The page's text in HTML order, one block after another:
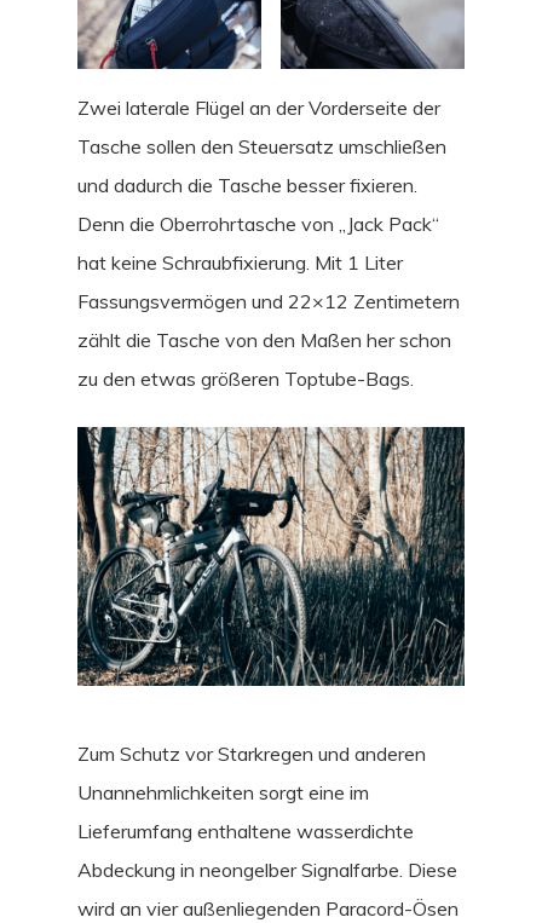
Zwei laterale Flügel an der Vorderseite der
Tasche sollen den Steuersatz umschließen
und dadurch die Tasche besser fixieren.
Denn die Oberrohrtasche von „Jack Pack“
hat keine Schraubfixierung. Mit 1 Liter
Fassungsvermögen und 22×12 Zentimetern
zählt die Tasche von den Maßen her schon
zu den etwas größeren Toptube-Bags.
Zum Schutz vor Starkregen und anderen
Unannehmlichkeiten sorgt eine im
Lieferumfang enthaltene wasserdichte
Abdeckung in neongelber Signalfarbe. Diese
wird an vier außenliegenden Paracord-Ösen